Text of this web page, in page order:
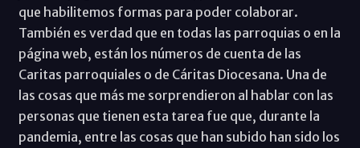
que habilitemos formas para poder colaborar.
También es verdad que en todas las parroquias o en la
página web, están los números de cuenta de las
Caritas parroquiales o de Cáritas Diocesana. Una de
las cosas que más me sorprendieron al hablar con las
personas que tienen esta tarea fue que, durante la
pandemia, entre las cosas que han subido han sido los